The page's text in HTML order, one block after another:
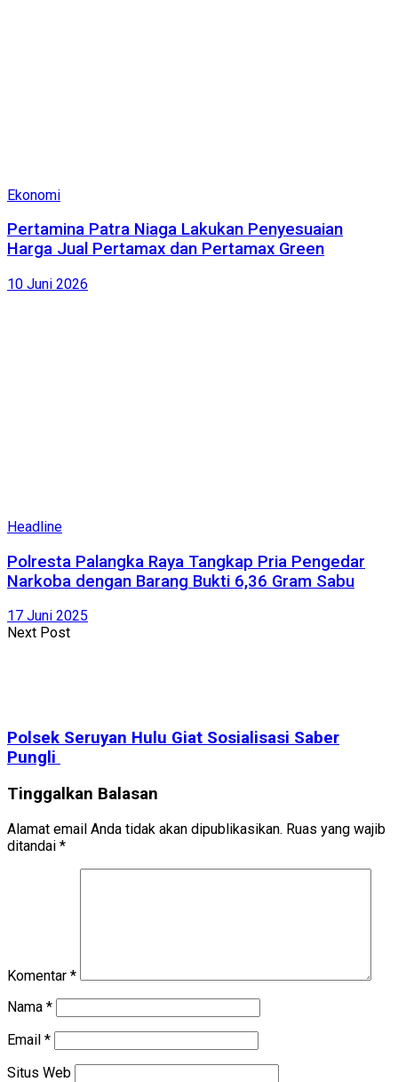
Ekonomi
Pertamina Patra Niaga Lakukan Penyesuaian
Harga Jual Pertamax dan Pertamax Green
10 Juni 2026
Headline
Polresta Palangka Raya Tangkap Pria Pengedar
Narkoba dengan Barang Bukti 6,36 Gram Sabu
17 Juni 2025
Next Post
Polsek Seruyan Hulu Giat Sosialisasi Saber
Pungli
Tinggalkan Balasan
Alamat email Anda tidak akan dipublikasikan. Ruas yang wajib
ditandai *
Komentar *
Nama *
Email *
Situs Web